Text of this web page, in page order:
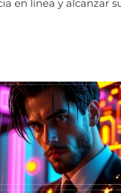
en línea y alcanzar